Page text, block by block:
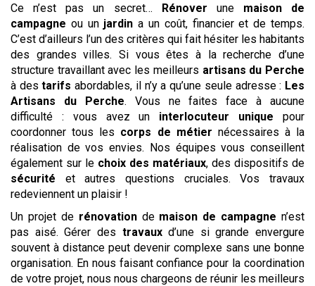
Ce n’est pas un secret… Rénover une maison de
campagne ou un jardin a un coût, financier et de temps.
C’est d’ailleurs l’un des critères qui fait hésiter les habitants
des grandes villes. Si vous êtes à la recherche d’une
structure travaillant avec les meilleurs artisans du Perche
à destarifs abordables, il n’y a qu’une seule adresse : Les
Artisans du Perche. Vous ne faites face à aucune
difficulté : vous avez un interlocuteur unique pour
coordonner tous les corps de métier nécessaires à la
réalisation de vos envies. Nos équipes vous conseillent
également sur le choix des matériaux, des dispositifs de
sécurité et autres questions cruciales. Vos travaux
redeviennent un plaisir !
Un projet de rénovationde maison de campagne n’est
pas aisé. Gérer des travauxd’une si grande envergure
souvent à distance peut devenir complexe sans une bonne
organisation. En nous faisant confiance pour la coordination
de votre projet, nous nous chargeons de réunir les meilleurs